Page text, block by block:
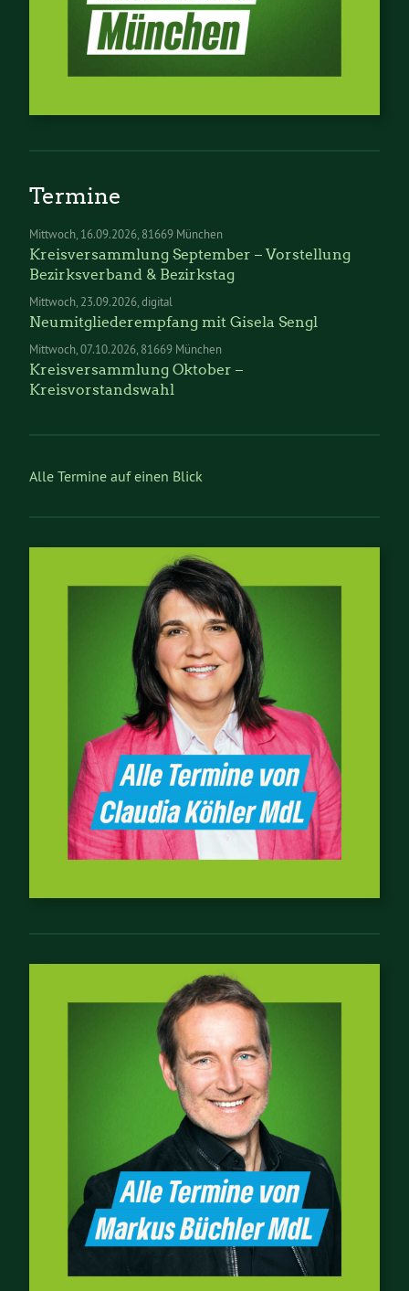
Termine
Mittwoch 16.09.2026 81669 München
Kreisversammlung September – Vorstellung
Bezirksverband & Bezirkstag
Mittwoch 23.09.2026 digital
Neumitgliederempfang mit Gisela Sengl
Mittwoch 07.10.2026 81669 München
Kreisversammlung Oktober –
Kreisvorstandswahl
Alle Termine auf einen Blick